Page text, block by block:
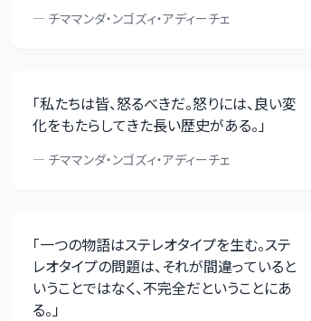
— チママンダ・ンゴズィ・アディーチェ
「私たちは皆、怒るべきだ。怒りには、良い変
化をもたらしてきた長い歴史がある。」
— チママンダ・ンゴズィ・アディーチェ
「一つの物語はステレオタイプを生む。ステ
レオタイプの問題は、それが間違っていると
いうことではなく、不完全だということにあ
る。」